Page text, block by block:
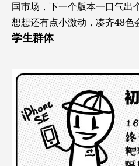
国市场，下一个版本一口气出
想想还有点小激动，凑齐48色
学生群体